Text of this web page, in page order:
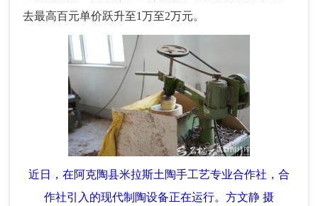
去最高百元单价跃升至1万至2万元。
近日，在阿克陶县米拉斯土陶手工艺专业合作社，合
作社引入的现代制陶设备正在运行。方文静 摄